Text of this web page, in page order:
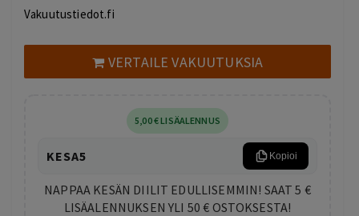
Vakuutustiedot.fi
VERTAILE VAKUUTUKSIA
5 ,00€LISÄALENNUS
KESA5 Kopioi
NAPPAA KESÄN DIILIT EDULLISEMMIN! SAAT 5 €
LISÄALENNUKSEN YLI 50 € OSTOKSESTA!